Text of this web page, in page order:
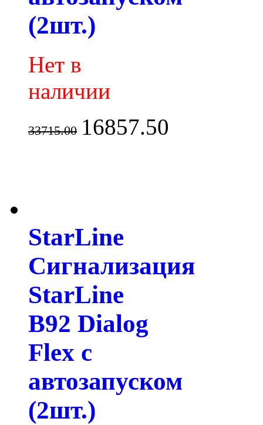
(2шт.)
Нет в
наличии
33715.00 16857.50
StarLine
Сигнализация
StarLine
B92 Dialog
Flex с
автозапуском
(2шт.)